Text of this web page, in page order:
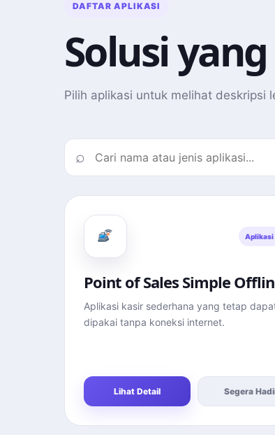
DAFTAR APLIKASI
Solusi
Pilih aplikasi untuk melihat deskripsi
Aplikasi
Point of Sales Simple
Aplikasi kasir sederhana yang tetap
dipakai tanpa koneksi internet.
Lihat Detail Segera